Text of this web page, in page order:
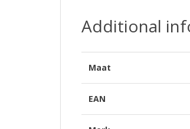
Additional
Maat
EAN